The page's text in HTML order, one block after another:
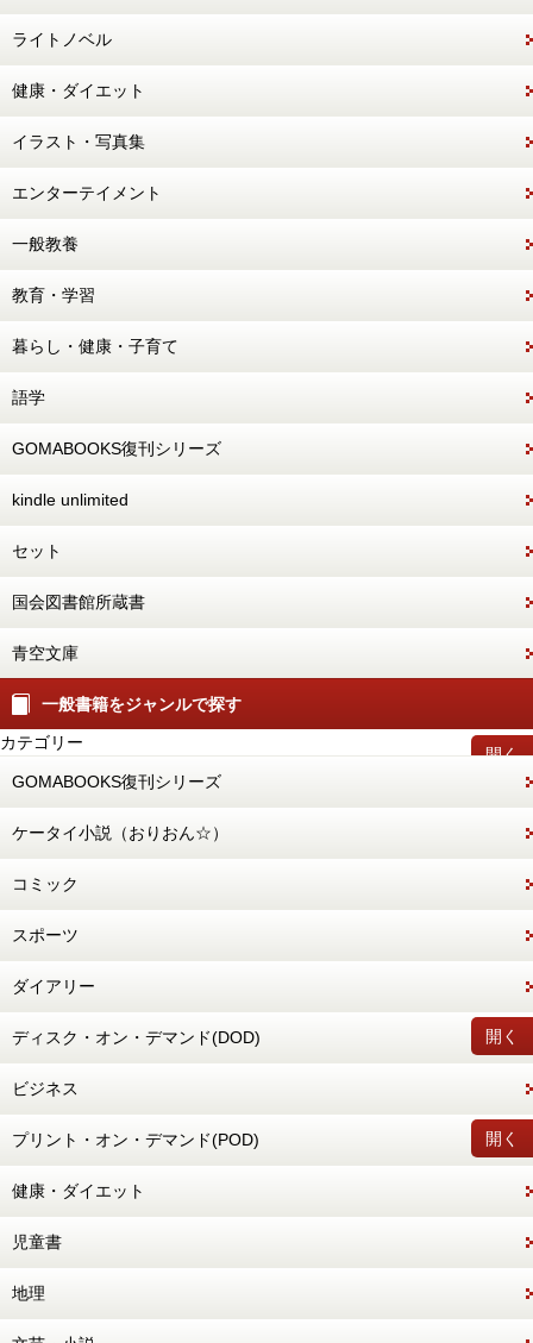
ライトノベル
健康・ダイエット
イラスト・写真集
エンターテイメント
一般教養
教育・学習
暮らし・健康・子育て
語学
GOMABOOKS復刊シリーズ
kindle unlimited
セット
国会図書館所蔵書
青空文庫
一般書籍をジャンルで探す
開く
カテゴリー
GOMABOOKS復刊シリーズ
ケータイ小説（おりおん☆）
コミック
スポーツ
ダイアリー
開く
ディスク・オン・デマンド(DOD)
ビジネス
開く
プリント・オン・デマンド(POD)
健康・ダイエット
児童書
地理